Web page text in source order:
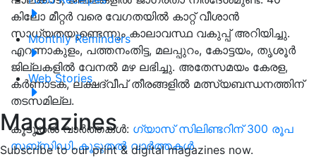
Monthly Reminders
Web Stories
Magazines
Subscribe to our print & digital magazines now.
കിലോ മീറ്റർ വരെ വേഗതയിൽ കാറ്റ് വീശാൻ
സാധ്യതയുണ്ടെന്നും കാലാവസ്ഥ വകുപ്പ് അറിയിച്ചു.
എറണാകുളം, പത്തനംതിട്ട, മലപ്പുറം, കോട്ടയം, തൃശൂർ
ജില്ലകളിൽ വേനൽ മഴ ലഭിച്ചു. അതേസമയം കേരള,
കർണാടക, ലക്ഷദ്വീപ് തീരങ്ങളിൽ മത്സ്യബന്ധനത്തിന്
തടസമില്ല.
കൂടുതൽ വാർത്തകൾ: ഗ്യാസ് സിലിണ്ടറിന് 300 രൂപ
സബ്സിഡി..കൂടുതൽ വാർത്തകൾ